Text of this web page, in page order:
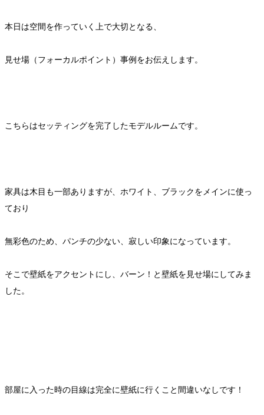
本日は空間を作っていく上で大切となる、
見せ場（フォーカルポイント）事例をお伝えします。
こちらはセッティングを完了したモデルルームです。
家具は木目も一部ありますが、ホワイト、ブラックをメインに使っ
ており
無彩色のため、パンチの少ない、寂しい印象になっています。
そこで壁紙をアクセントにし、バーン！と壁紙を見せ場にしてみま
した。
部屋に入った時の目線は完全に壁紙に行くこと間違いなしです！